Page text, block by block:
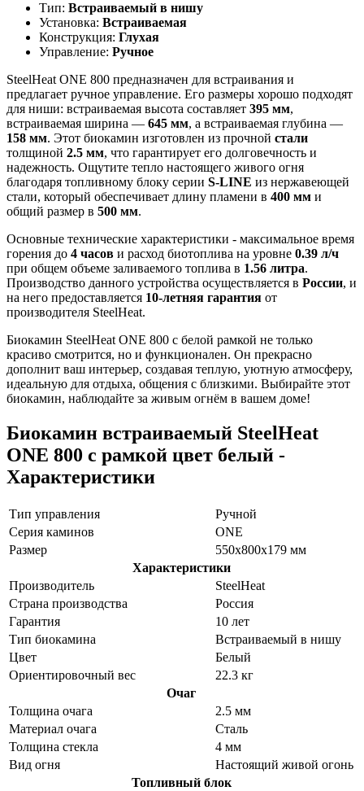
Тип: Встраиваемый в нишу
Установка: Встраиваемая
Конструкция: Глухая
Управление: Ручное
SteelHeat ONE 800 предназначен для встраивания и
предлагает ручное управление. Его размеры хорошо подходят
для ниши: встраиваемая высота составляет 395 мм,
встраиваемая ширина — 645 мм, а встраиваемая глубина —
158 мм. Этот биокамин изготовлен из прочной стали
толщиной 2.5 мм, что гарантирует его долговечность и
надежность. Ощутите тепло настоящего живого огня
благодаря топливному блоку серии S-LINE из нержавеющей
стали, который обеспечивает длину пламени в 400 мм и
общий размер в 500 мм.
Основные технические характеристики - максимальное время
горения до 4 часов и расход биотоплива на уровне 0.39 л/ч
при общем объеме заливаемого топлива в 1.56 литра.
Производство данного устройства осуществляется в России, и
на него предоставляется 10-летняя гарантия от
производителя SteelHeat.
Биокамин SteelHeat ONE 800 с белой рамкой не только
красиво смотрится, но и функционален. Он прекрасно
дополнит ваш интерьер, создавая теплую, уютную атмосферу,
идеальную для отдыха, общения с близкими. Выбирайте этот
биокамин, наблюдайте за живым огнём в вашем доме!
Биокамин встраиваемый SteelHeat
ONE 800 с рамкой цвет белый -
Характеристики
Тип управления
Ручной
Серия каминов
ONE
Размер
550x800x179 мм
Характеристики
Производитель
SteelHeat
Страна производства
Россия
Гарантия
10 лет
Тип биокамина
Встраиваемый в нишу
Цвет
Белый
Ориентировочный вес
22.3 кг
Очаг
Толщина очага
2.5 мм
Материал очага
Сталь
Толщина стекла
4 мм
Вид огня
Настоящий живой огонь
Топливный блок